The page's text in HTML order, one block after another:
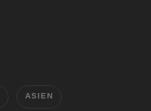
ASIEN